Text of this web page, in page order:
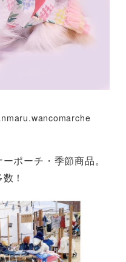
ポーチ・季節商品。
！